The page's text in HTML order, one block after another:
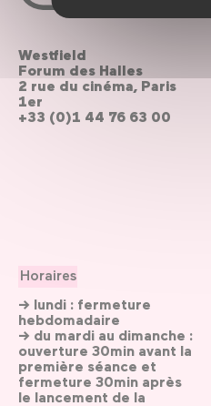
Westfield
Forum des Halles
2 rue du cinéma, Paris
1er
+33 (0)1 44 76 63 00
Horaires
→ lundi : fermeture
hebdomadaire
→ du mardi au dimanche :
ouverture 30min avant la
première séance et
fermeture 30min après
le lancement de la